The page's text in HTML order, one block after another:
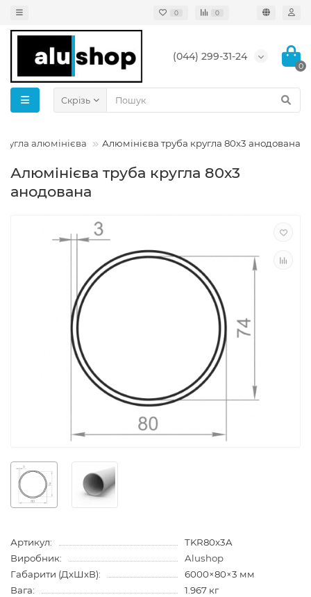
0 0
(044) 299-31-24
0
Скрізь
алюмінієва Алюмінієва труба кругла 80х3 анодована
Алюмінієва труба кругла 80х3
анодована
Артикул:
TKR80x3A
Виробник:
Alushop
Габарити (ДхШхВ):
6000×80×3 мм
Вага:
1.967 кг